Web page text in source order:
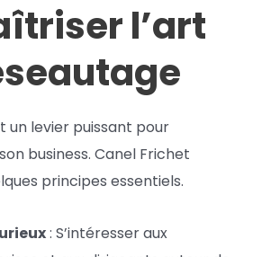
l’art
un levier puissant pour
business. Canel Frichet
principes essentiels.
: S’intéresser aux